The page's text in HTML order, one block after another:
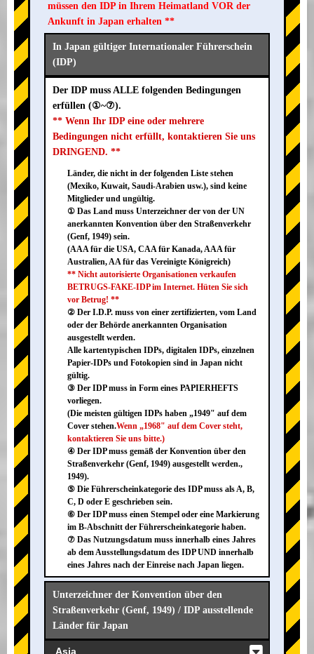
müssen den IDP in Ihrem Heimatland VOR der
Ankunft in Japan erhalten **
In Japan gültiger Internationaler Führerschein
(IDP)
Der IDP muss ALLE folgenden Bedingungen
erfüllen (①~⑦).
** Wenn Ihr IDP eine oder mehrere
Bedingungen nicht erfüllt, kontaktieren Sie uns
DRINGEND. **
Länder, die nicht in der folgenden Liste stehen
(Mexiko, Kuwait, Saudi-Arabien usw.), sind keine
Mitglieder und ungültig.
① Das Land muss Unterzeichner der von der UN
anerkannten Konvention über den Straßenverkehr
(Genf, 1949) sein.
(AAA für die USA, CAA für Kanada, AAA für
Australien, AA für das Vereinigte Königreich)
** Nicht autorisierte Organisationen verkaufen
BETRUGS-FAKE-IDP im Internet. Hüten Sie sich
vor Betrug! **
② Der I.D.P. muss von einer zertifizierten, vom Land
oder der Behörde anerkannten Organisation
ausgestellt werden.
Alle kartentypischen IDPs, digitalen IDPs, einzelnen
Papier-IDPs und Fotokopien sind in Japan nicht
gültig.
③ Der IDP muss in Form eines PAPIERHEFTS
vorliegen.
(Die meisten gültigen IDPs haben „1949" auf dem
Cover stehen.Wenn „1968" auf dem Cover steht,
kontaktieren Sie uns bitte.)
④ Der IDP muss gemäß der Konvention über den
Straßenverkehr (Genf, 1949) ausgestellt werden.,
1949).
⑤ Die Führerscheinkategorie des IDP muss als A, B,
C, D oder E geschrieben sein.
⑥ Der IDP muss einen Stempel oder eine Markierung
im B-Abschnitt der Führerscheinkategorie haben.
⑦ Das Nutzungsdatum muss innerhalb eines Jahres
ab dem Ausstellungsdatum des IDP UND innerhalb
eines Jahres nach der Einreise nach Japan liegen.
Unterzeichner der Konvention über den
Straßenverkehr (Genf, 1949) / IDP ausstellende
Länder für Japan
Asia